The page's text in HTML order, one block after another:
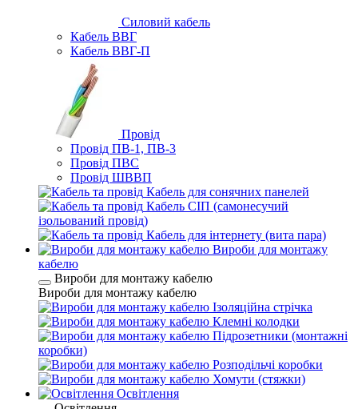
Силовий кабель
Кабель ВВГ
Кабель ВВГ-П
Провід
Провід ПВ-1, ПВ-3
Провід ПВС
Провід ШВВП
Кабель для сонячних панелей
Кабель СІП (самонесучий
ізольований провід)
Кабель для інтернету (вита пара)
Вироби для монтажу
кабелю
Вироби для монтажу кабелю
Вироби для монтажу кабелю
Ізоляційна стрічка
Клемні колодки
Підрозетники (монтажні
коробки)
Розподільчі коробки
Хомути (стяжки)
Освітлення